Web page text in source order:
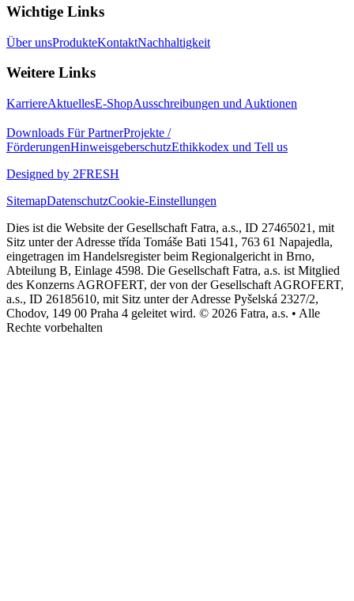
Wichtige Links
Über unsProdukteKontaktNachhaltigkeit
Weitere Links
KarriereAktuellesE-ShopAusschreibungen und Auktionen
Downloads Für PartnerProjekte /
FörderungenHinweisgeberschutzEthikkodex und Tell us
Designed by 2FRESH
SitemapDatenschutzCookie-Einstellungen
Dies ist die Website der Gesellschaft Fatra, a.s., ID 27465021, mit
Sitz unter der Adresse třída Tomáše Bati 1541, 763 61 Napajedla,
eingetragen im Handelsregister beim Regionalgericht in Brno,
Abteilung B, Einlage 4598. Die Gesellschaft Fatra, a.s. ist Mitglied
des Konzerns AGROFERT, der von der Gesellschaft AGROFERT,
a.s., ID 26185610, mit Sitz unter der Adresse Pyšelská 2327/2,
Chodov, 149 00 Praha 4 geleitet wird. © 2026 Fatra, a.s. • Alle
Rechte vorbehalten